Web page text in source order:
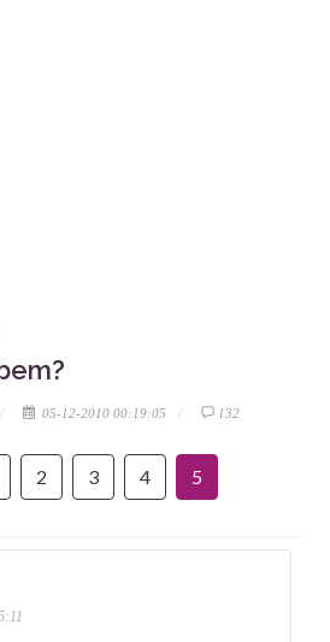
05-12-2010 00:19:05 132
2 3 4 5